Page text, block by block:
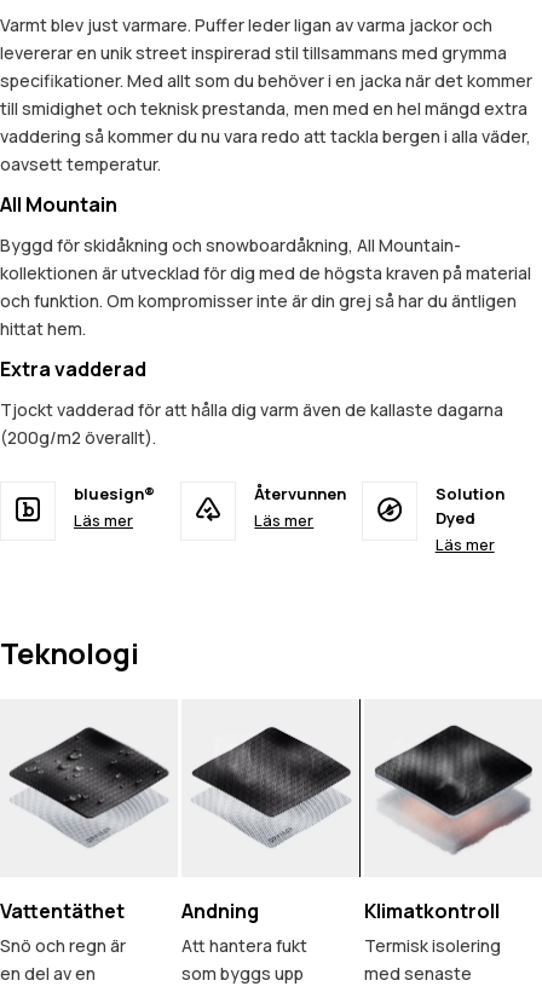
Varmt blev just varmare. Puffer leder ligan av varma jackor och
levererar en unik street inspirerad stil tillsammans med grymma
specifikationer. Med allt som du behöver i en jacka när det kommer
till smidighet och teknisk prestanda, men med en hel mängd extra
vaddering så kommer du nu vara redo att tackla bergen i alla väder,
oavsett temperatur.
All Mountain
Byggd för skidåkning och snowboardåkning, All Mountain-
kollektionen är utvecklad för dig med de högsta kraven på material
och funktion. Om kompromisser inte är din grej så har du äntligen
hittat hem.
Extra vadderad
Tjockt vadderad för att hålla dig varm även de kallaste dagarna
(200g/m2 överallt).
bluesign®
Läs mer
Återvunnen
Läs mer
Solution
Dyed
Läs mer
Teknologi
Vattentäthet
Snö och regn är
en del av en
Andning
Att hantera fukt
som byggs upp
Klimatkontroll
Termisk isolering
med senaste